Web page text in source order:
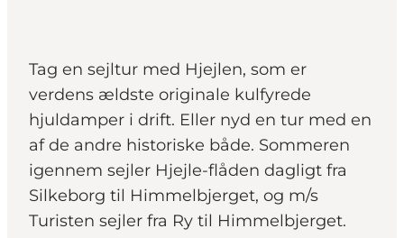
Tag en sejltur med Hjejlen, som er
verdens ældste originale kulfyrede
hjuldamper i drift. Eller nyd en tur med en
af de andre historiske både. Sommeren
igennem sejler Hjejle-flåden dagligt fra
Silkeborg til Himmelbjerget, og m/s
Turisten sejler fra Ry til Himmelbjerget.